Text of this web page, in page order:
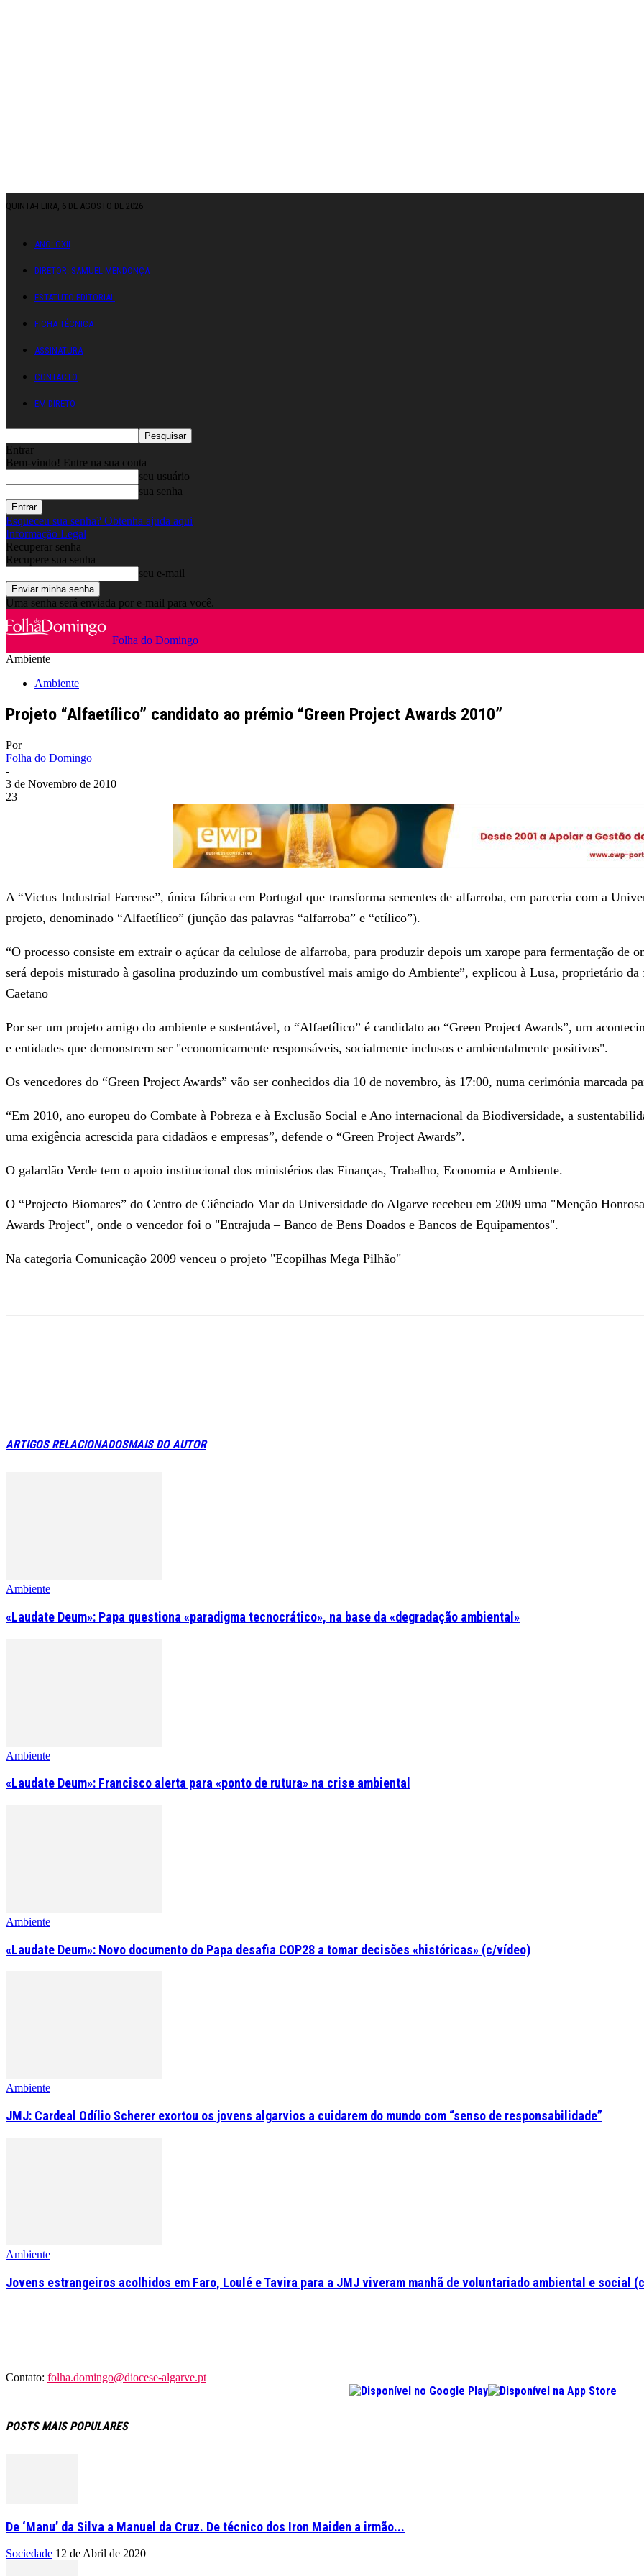
QUINTA-FEIRA, 6 DE AGOSTO DE 2026
ANO: CXII
DIRETOR: SAMUEL MENDONÇA
ESTATUTO EDITORIAL
FICHA TÉCNICA
ASSINATURA
CONTACTO
EM DIRETO
Entrar
Bem-vindo! Entre na sua conta
seu usuário
sua senha
Esqueceu sua senha? Obtenha ajuda aqui
Informação Legal
Recuperar senha
Recupere sua senha
seu e-mail
Uma senha será enviada por e-mail para você.
Folha do Domingo
Ambiente
Ambiente
Projeto “Alfaetílico” candidato ao prémio “Green Project Awards 2010”
Por
Folha do Domingo
-
3 de Novembro de 2010
23
A “Victus Industrial Farense”, única fábrica em Portugal que transforma sementes de alfarroba, em parceria com a
projeto, denominado “Alfaetílico” (junção das palavras “alfarroba” e “etílico”).
“O processo consiste em extrair o açúcar da celulose de alfarroba, para produzir depois um xarope para fermentação de
será depois misturado à gasolina produzindo um combustível mais amigo do Ambiente”, explicou à Lusa, proprietário
Caetano
Por ser um projeto amigo do ambiente e sustentável, o “Alfaetílico” é candidato ao “Green Project Awards”, um
e entidades que demonstrem ser "economicamente responsáveis, socialmente inclusos e ambientalmente positivos".
Os vencedores do “Green Project Awards” vão ser conhecidos dia 10 de novembro, às 17:00, numa cerimónia marcada
“Em 2010, ano europeu do Combate à Pobreza e à Exclusão Social e Ano internacional da Biodiversidade, a
uma exigência acrescida para cidadãos e empresas”, defende o “Green Project Awards”.
O galardão Verde tem o apoio institucional dos ministérios das Finanças, Trabalho, Economia e Ambiente.
O “Projecto Biomares” do Centro de Ciênciado Mar da Universidade do Algarve recebeu em 2009 uma "Menção
Awards Project", onde o vencedor foi o "Entrajuda – Banco de Bens Doados e Bancos de Equipamentos".
Na categoria Comunicação 2009 venceu o projeto "Ecopilhas Mega Pilhão"
ARTIGOS RELACIONADOSMAIS DO AUTOR
Ambiente
«Laudate Deum»: Papa questiona «paradigma tecnocrático», na base da «degradação ambiental»
Ambiente
«Laudate Deum»: Francisco alerta para «ponto de rutura» na crise ambiental
Ambiente
«Laudate Deum»: Novo documento do Papa desafia COP28 a tomar decisões «históricas» (c/vídeo)
Ambiente
JMJ: Cardeal Odílio Scherer exortou os jovens algarvios a cuidarem do mundo com “senso de responsabilidade”
Ambiente
Jovens estrangeiros acolhidos em Faro, Loulé e Tavira para a JMJ viveram manhã de voluntariado ambiental e social
Contato: folha.domingo@diocese-algarve.pt
POSTS MAIS POPULARES
De ‘Manu’ da Silva a Manuel da Cruz. De técnico dos Iron Maiden a irmão...
Sociedade 12 de Abril de 2020